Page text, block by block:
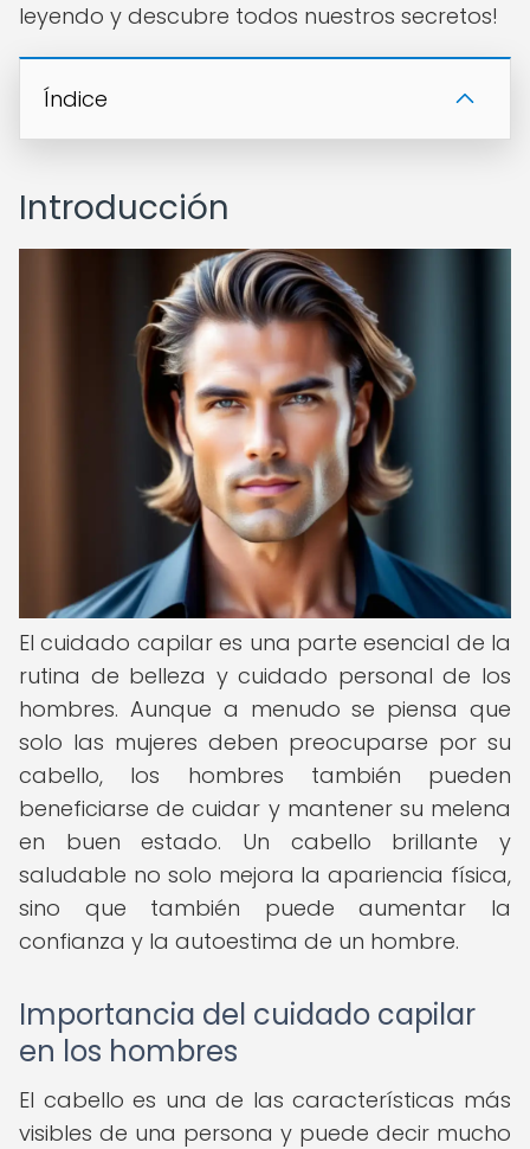
leyendo y descubre todos nuestros secretos!
Índice
Introducción
El cuidado capilar es una parte esencial de la
rutina de belleza y cuidado personal de los
hombres. Aunque a menudo se piensa que
solo las mujeres deben preocuparse por su
cabello, los hombres también pueden
beneficiarse de cuidar y mantener su melena
en buen estado. Un cabello brillante y
saludable no solo mejora la apariencia física,
sino que también puede aumentar la
confianza y la autoestima de un hombre.
Importancia del cuidado capilar
en los hombres
El cabello es una de las características más
visibles de una persona y puede decir mucho